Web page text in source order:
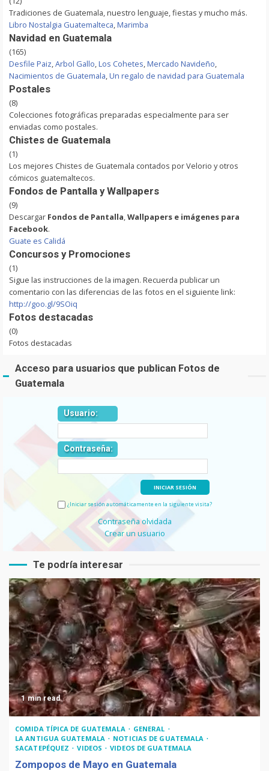
Tradiciones de Guatemala, nuestro lenguaje, fiestas y mucho más.
Libro Nostalgia Guatemalteca,Marimba
Navidad en Guatemala
(165)
Desfile Paiz,Arbol Gallo,Los Cohetes,Mercado Navideño,
Nacimientos de Guatemala,Un regalo de navidad para Guatemala
Postales
(8)
Colecciones fotográficas preparadas especialmente para ser
enviadas como postales.
Chistes de Guatemala
(1)
Los mejores Chistes de Guatemala contados por Velorio y otros
cómicos guatemaltecos.
Fondos de Pantalla y Wallpapers
(9)
Descargar Fondos de Pantalla,Wallpapers e imágenes para
Facebook.
Guate es Calidá
Concursos y Promociones
(1)
Sigue las instrucciones de la imagen. Recuerda publicar un
comentario con las diferencias de las fotos en el siguiente link:
http://goo.gl/9SOiq
Fotos destacadas
(0)
Fotos destacadas
Acceso para usuarios que publican Fotos de
Guatemala
Usuario:
Contraseña:
¿Iniciar sesión automáticamente en la siguiente visita?
Contraseña olvidada
Crear un usuario
Te podría interesar
1 min read
COMIDA TÍPICA DE GUATEMALA
GENERAL
LA ANTIGUA GUATEMALA
NOTICIAS DE GUATEMALA
SACATEPÉQUEZ
VIDEOS VIDEOS DE GUATEMALA
Zompopos de Mayo en Guatemala